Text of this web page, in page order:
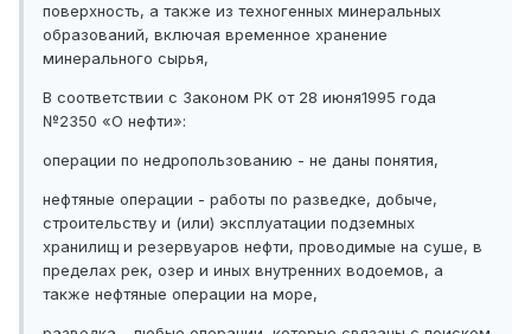
поверхность, а также из техногенных минеральных
образований, включая временное хранение
минерального сырья,
В соответствии с Законом РК от 28 июня1995 года
№2350 «О нефти»:
операции по недропользованию - не даны понятия,
нефтяные операции - работы по разведке, добыче,
строительству и (или) эксплуатации подземных
хранилищ и резервуаров нефти, проводимые на суше, в
пределах рек, озер и иных внутренних водоемов, а
также нефтяные операции на море,